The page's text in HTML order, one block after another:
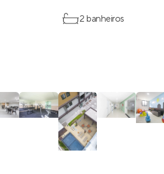
2 banheiros